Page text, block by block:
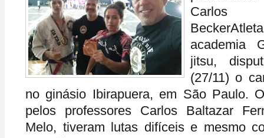
Carlos
academia
jitsu,
(27/11) o
no ginásio Ibirapuera, em São Paulo.
pelos professores Carlos Baltazar
Melo, tiveram lutas difíceis e mesmo